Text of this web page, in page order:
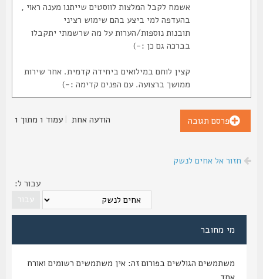
אשמח לקבל המלצות לווסטים שייתנו מענה ראוי ,
בהעדפה למי ביצע בהם שימוש רציני
תובנות נוספות/הערות על מה שרשמתי יתקבלו
בברכה גם כן :-)
קצין לוחם במילואים ביחידה קדמית. אחר שירות
ממושך ברצועה. עם הפנים קדימה :-)
פרסם תגובה הודעה אחת |עמוד1מתוך1
חזור אל אחים לנשק
עבור ל:
מי מחובר
משתמשים הגולשים בפורום זה: אין משתמשים רשומים ואורח